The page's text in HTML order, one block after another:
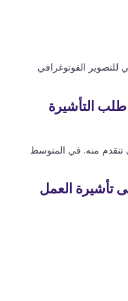
الفوتوغرافي
التأشيرة
تتقدم منه. في المتوسط
تأشيرة العمل